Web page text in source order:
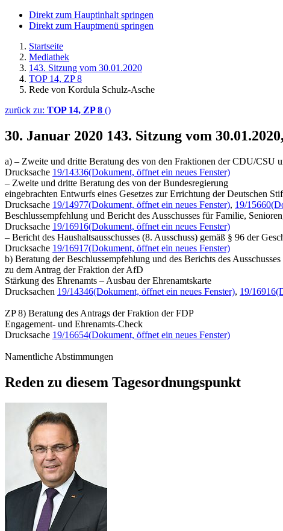
Direkt zum Hauptinhalt springen
Direkt zum Hauptmenü springen
Startseite
Mediathek
143. Sitzung vom 30.01.2020
TOP 14, ZP 8
Rede von Kordula Schulz-Asche
zurück zu: TOP 14, ZP 8 ()
30. Januar 2020 143. Sitzung vom
a) – Zweite und dritte Beratung des von den Fraktionen der CDU/CSU
Drucksache 19/14336(Dokument, öffnet ein neues Fenster)
– Zweite und dritte Beratung des von der Bundesregierung
eingebrachten Entwurfs eines Gesetzes zur Errichtung der Deutschen
Drucksache 19/14977(Dokument, öffnet ein neues Fenster), 19/15660
Beschlussempfehlung und Bericht des Ausschusses für Familie,
Drucksache 19/16916(Dokument, öffnet ein neues Fenster)
– Bericht des Haushaltsausschusses (8. Ausschuss) gemäß § 96 der
Drucksache 19/16917(Dokument, öffnet ein neues Fenster)
b) Beratung der Beschlussempfehlung und des Berichts des
zu dem Antrag der Fraktion der AfD
Stärkung des Ehrenamts – Ausbau der Ehrenamtskarte
Drucksachen 19/14346(Dokument, öffnet ein neues Fenster), 19/16916
ZP 8) Beratung des Antrags der Fraktion der FDP
Engagement- und Ehrenamts-Check
Drucksache 19/16654(Dokument, öffnet ein neues Fenster)
Namentliche Abstimmungen
Reden zu diesem Tagesordnungspunkt